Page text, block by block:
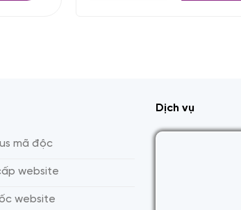
mã độc
website
website
Dịch vụ